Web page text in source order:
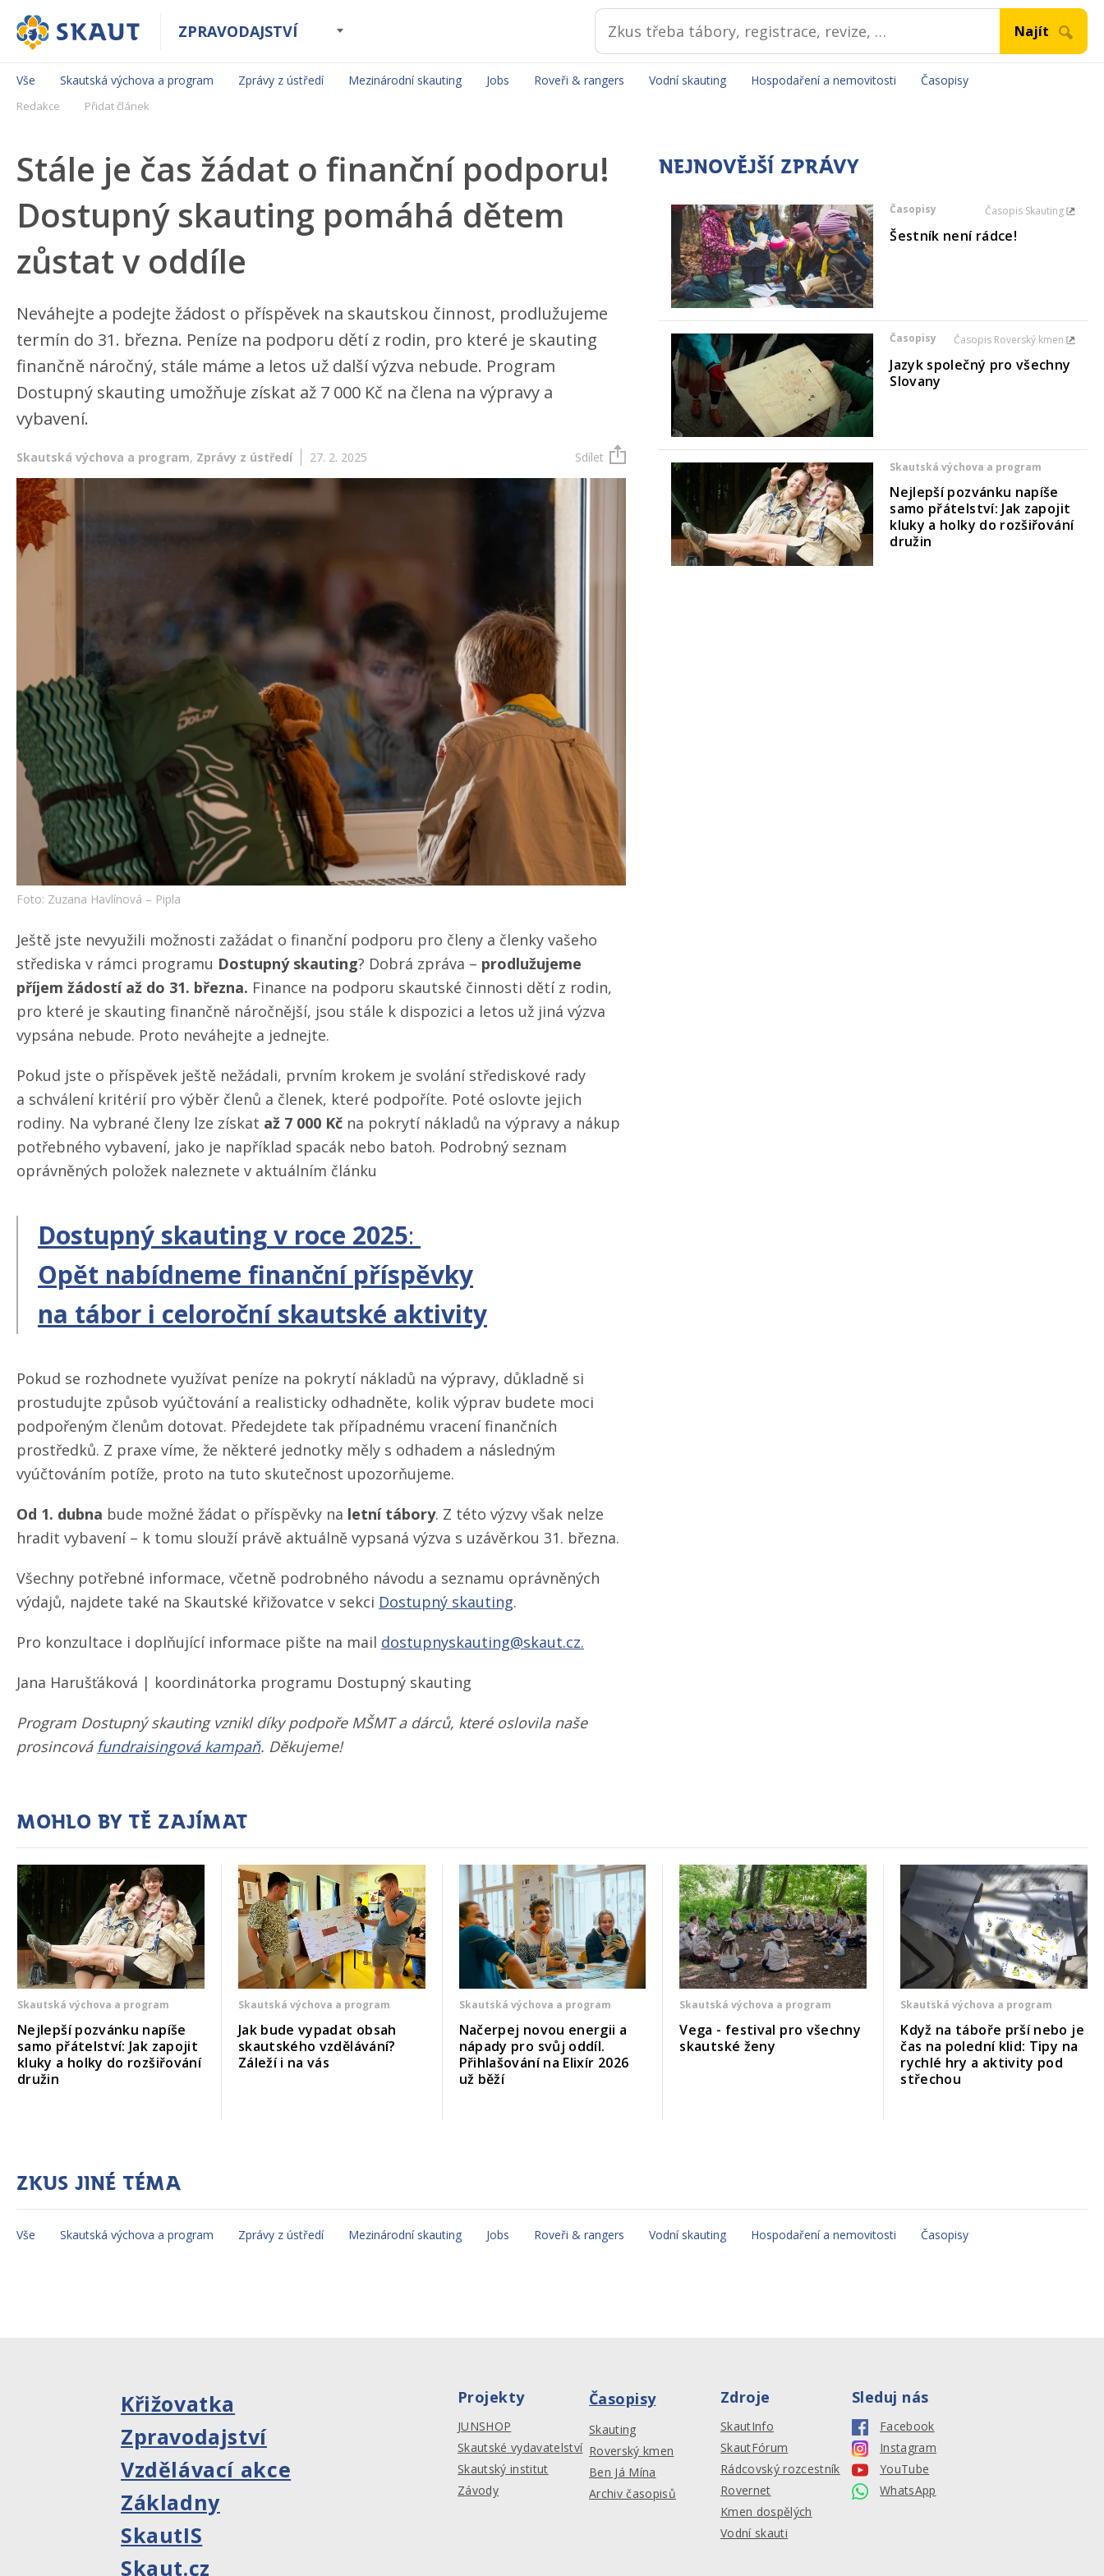
ZPRAVODAJSTVÍ
Vše Skautská výchova a program Zprávy z ústředí Mezinárodní skauting Jobs Roveři & rangers Vodní skauting Hospodaření a nemovitosti Časopisy
Redakce Přidat článek
Stále je čas žádat o finanční podporu!
Dostupný skauting pomáhá dětem
zůstat v oddíle
Neváhejte a podejte žádost o příspěvek na skautskou činnost, prodlužujeme
termín do 31. března. Peníze na podporu dětí z rodin, pro které je skauting
finančně náročný, stále máme a letos už další výzva nebude. Program
Dostupný skauting umožňuje získat až 7 000 Kč na člena na výpravy a
vybavení.
Skautská výchova a program, Zprávy z ústředí 27. 2. 2025 Sdílet
Foto: Zuzana Havlínová – Pipla
Ještě jste nevyužili možnosti zažádat o finanční podporu pro členy a členky vašeho
střediska v rámci programu Dostupný skauting? Dobrá zpráva – prodlužujeme
příjem žádostí až do 31. března. Finance na podporu skautské činnosti dětí z rodin,
pro které je skauting finančně náročnější, jsou stále k dispozici a letos už jiná výzva
vypsána nebude. Proto neváhejte a jednejte.
Pokud jste o příspěvek ještě nežádali, prvním krokem je svolání střediskové rady
a schválení kritérií pro výběr členů a členek, které podpoříte. Poté oslovte jejich
rodiny. Na vybrané členy lze získat až 7 000 Kč na pokrytí nákladů na výpravy a nákup
potřebného vybavení, jako je například spacák nebo batoh. Podrobný seznam
oprávněných položek naleznete v aktuálním článku
Dostupný skautingv roce 2025:
Opět nabídneme finanční příspěvky
na tábor i celoroční skautské aktivity
Pokud se rozhodnete využívat peníze na pokrytí nákladů na výpravy, důkladně si
prostudujte způsob vyúčtování a realisticky odhadněte, kolik výprav budete moci
podpořeným členům dotovat. Předejdete tak případnému vracení finančních
prostředků. Z praxe víme, že některé jednotky měly s odhadem a následným
vyúčtováním potíže, proto na tuto skutečnost upozorňujeme.
Od 1. dubna bude možné žádat o příspěvky na letní tábory. Z této výzvy však nelze
hradit vybavení – k tomu slouží právě aktuálně vypsaná výzva s uzávěrkou 31. března.
Všechny potřebné informace, včetně podrobného návodu a seznamu oprávněných
výdajů, najdete také na Skautské křižovatce v sekci Dostupný skauting.
Pro konzultace i doplňující informace pište na mail dostupnyskauting@skaut.cz.
Jana Harušťáková | koordinátorka programu Dostupný skauting
Program Dostupný skauting vznikl díky podpoře MŠMT a dárců, které oslovila naše
prosincová fundraisingová kampaň. Děkujeme!
NEJNOVĚJŠÍ ZPRÁVY
Časopisy Časopis Skauting
Šestník není rádce!
Časopisy Časopis Roverský kmen
Jazyk společný pro všechny
Slovany
Skautská výchova a program
Nejlepší pozvánku napíše
samo přátelství: Jak zapojit
kluky a holky do rozšiřování
družin
Mohlo by tě zajímat
Skautská výchova a program
Nejlepší pozvánku napíše
samo přátelství: Jak zapojit
kluky a holky do rozšiřování
družin
Skautská výchova a program
Jak bude vypadat obsah
skautského vzdělávání?
Záleží i na vás
Skautská výchova a program
Načerpej novou energii a
nápady pro svůj oddíl.
Přihlašování na Elixír 2026
už běží
Skautská výchova a program
Vega - festival pro všechny
skautské ženy
Skautská výchova a program
Když na táboře prší nebo je
čas na polední klid: Tipy na
rychlé hry a aktivity pod
střechou
Zkus jiné téma
Vše Skautská výchova a program Zprávy z ústředí Mezinárodní skauting Jobs Roveři & rangers Vodní skauting Hospodaření a nemovitosti Časopisy
Křižovatka
Zpravodajství
Vzdělávací akce
Základny
SkautIS
Skaut.cz
Projekty
JUNSHOP
Skautské vydavatelství
Skautský institut
Závody
Časopisy
Skauting
Roverský kmen
Ben Já Mína
Archiv časopisů
Zdroje
SkautInfo
SkautFórum
Rádcovský rozcestník
Rovernet
Kmen dospělých
Vodní skauti
Sleduj nás
Facebook
Instagram
YouTube
WhatsApp